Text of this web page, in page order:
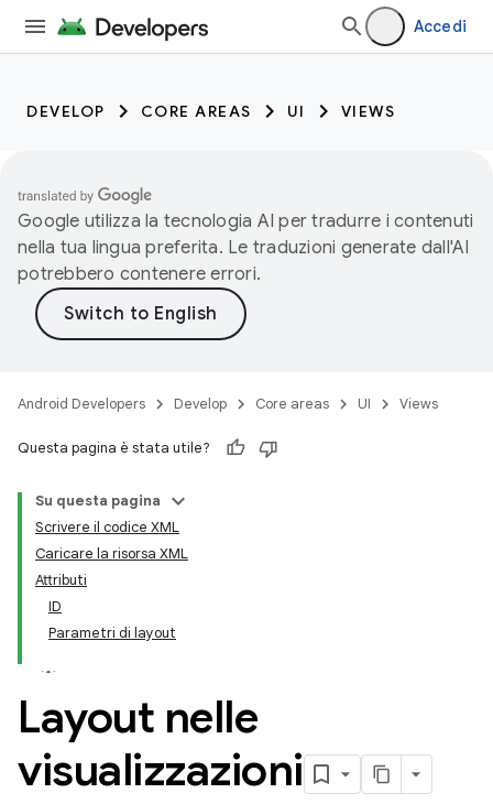
Accedi
DEVELOP CORE AREAS UI VIEWS
Google utilizza la tecnologia AI per tradurre i contenuti
nella tua lingua preferita. Le traduzioni generate dall'AI
potrebbero contenere errori.
Android Developers Develop Core areas UI Views
Questa pagina è stata utile?
Su questa pagina
Scrivere il codice XML
Caricare la risorsa XML
Attributi
ID
Parametri di layout
Layout nelle
visualizzazioni